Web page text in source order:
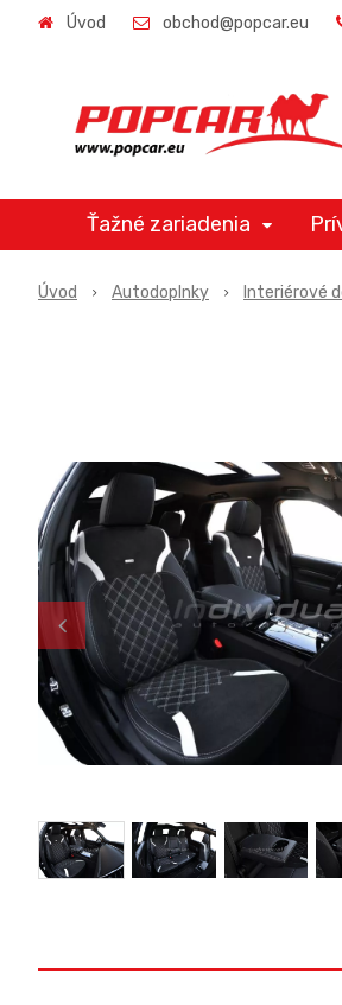
Úvod obchod@popcar.eu
Ťažné zariadenia
Úvod Autodoplnky Interiérové